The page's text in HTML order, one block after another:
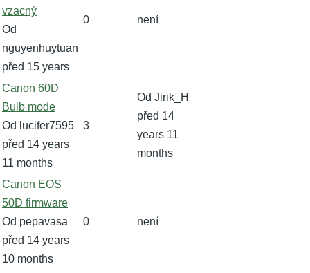
vzacný
Od
nguyenhuytuan
před 15 years
0 není
Normální
téma
Canon 60D
Bulb mode
Od
lucifer7595
před 14 years
11 months
3
Od Jirik_H
před 14
years 11
months
Normální
téma
Canon EOS
50D firmware
Od pepavasa
před 14 years
10 months
0 není